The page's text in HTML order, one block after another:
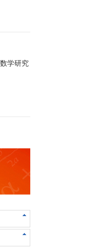
学研究
复杂装
长,灰